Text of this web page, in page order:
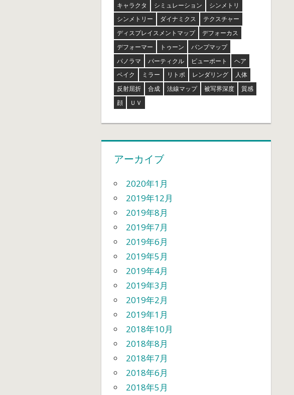
キャラクタ
シミュレーション
シンメトリ
シンメトリー
ダイナミクス
テクスチャー
ディスプレイスメントマップ
デフォーカス
デフォーマー
トゥーン
バンプマップ
パノラマ
パーティクル ビューポート
ヘア
ベイク
ミラー リトポ レンダリング
人体
反射屈折
合成 法線マップ 被写界深度
質感
顔
ＵＶ
アーカイブ
2020年1月
2019年12月
2019年8月
2019年7月
2019年6月
2019年5月
2019年4月
2019年3月
2019年2月
2019年1月
2018年10月
2018年8月
2018年7月
2018年6月
2018年5月